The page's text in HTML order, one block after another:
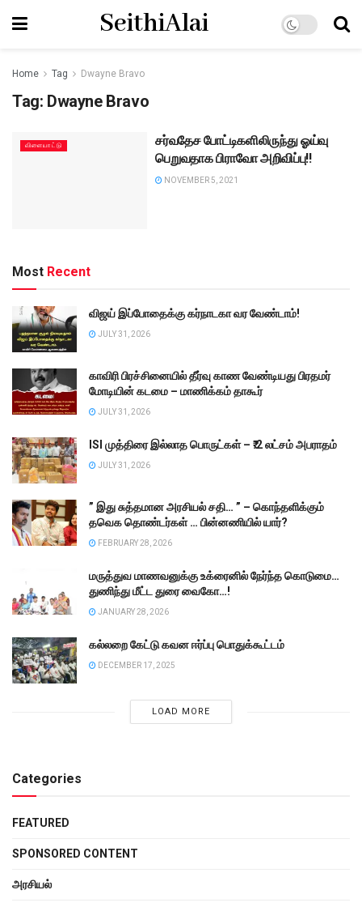
SeithiAlai
Home Tag Dwayne Bravo
Tag: Dwayne Bravo
விளையாட்டு
சர்வதேச போட்டிகளிலிருந்து ஓய்வு
பெறுவதாக பிராவோ அறிவிப்பு!!
NOVEMBER 5, 2021
Most Recent
விஜய் இப்போதைக்கு கர்நாடகா வர வேண்டாம்!
JULY 31, 2026
காவிரி பிரச்சினையில் தீர்வு காண வேண்டியது பிரதமர்
மோடியின் கடமை – மாணிக்கம் தாகூர்
JULY 31, 2026
ISI முத்திரை இல்லாத பொருட்கள் – ₹.2 லட்சம் அபராதம்
JULY 31, 2026
” இது சுத்தமான அரசியல் சதி… ” – கொந்தளிக்கும்
தவெக தொண்டர்கள் … பின்னணியில் யார்?
FEBRUARY 28, 2026
மருத்துவ மாணவனுக்கு உக்ரைனில் நேர்ந்த கொடுமை…
துணிந்து மீட்ட துரை வைகோ…!
JANUARY 28, 2026
கல்லறை கேட்டு கவன ஈர்ப்பு பொதுக்கூட்டம்
DECEMBER 17, 2025
LOAD MORE
Categories
FEATURED
SPONSORED CONTENT
அரசியல்